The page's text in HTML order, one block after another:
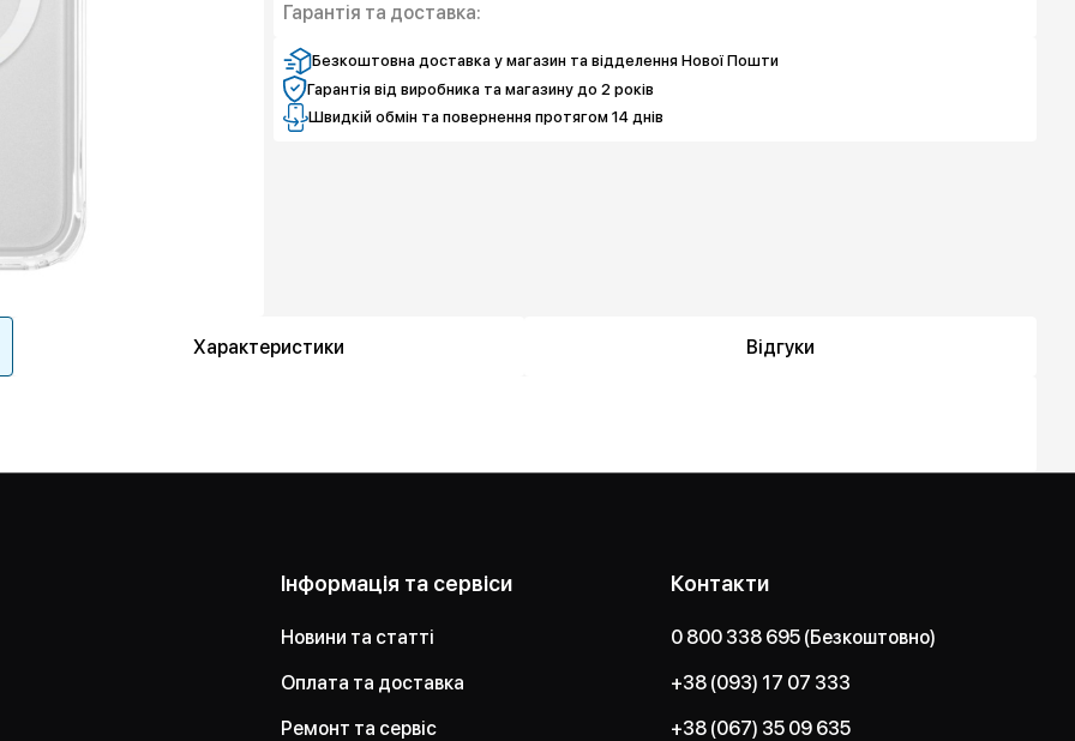
Гарантія та доставка:
Безкоштовна доставка у магазин та відделення Нової Пошти
Гарантія від виробника та магазину до 2 років
Швидкій обмін та повернення протягом 14 днів
Характеристики Відгуки
Інформація та сервіси
Новини та статті
Оплата та доставка
Ремонт та сервіс
Контакти
0 800 338 695 (Безкоштовно)
+38 (093) 17 07 333
+38 (067) 35 09 635